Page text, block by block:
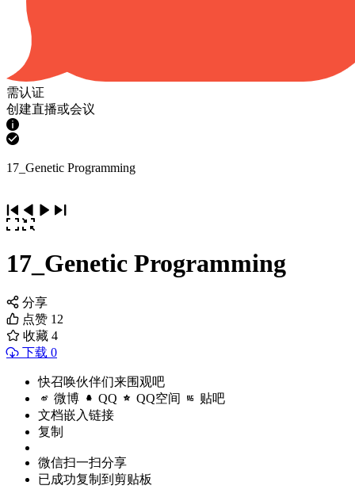
需认证
创建直播或会议
17_Genetic Programming
17_Genetic Programming
分享
点赞 12
收藏 4
下载 0
快召唤伙伴们来围观吧
微博 QQ QQ空间 贴吧
文档嵌入链接
复制
微信扫一扫分享
已成功复制到剪贴板